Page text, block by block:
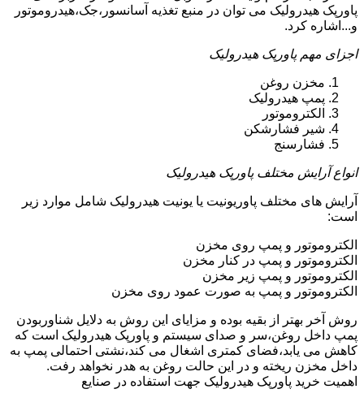
پاورپک هیدرولیک می توان در منبع تغذیه آسانسور،جک،هیدروموتور
و...اشاره کرد.
اجزای مهم پاورپک هیدرولیک
مخزن روغن
پمپ هیدرولیک
الکتروموتور
شیر فشارشکن
فشارسنج
انواع آرایش مختلف پاورپک هیدرولیک
آرایش های مختلف پاوریونیت یا یونیت هیدرولیک شامل موارد زیر
است:
الکتروموتور و پمپ روی مخزن
الکتروموتور و پمپ در کنار مخزن
الکتروموتور و پمپ زیر مخزن
الکتروموتور و پمپ به صورت عمود روی مخزن
روش آخر بهتر از بقیه بوده و مزایای این روش به دلایل شناوربودن
پمپ داخل روغن،سر و صدای سیستم و پاورپک هیدرولیک است که
کاهش می یابد،فضای کمتری اشغال می کند،نشتی احتمالی پمپ به
داخل مخزن ریخته و در این حالت روغن به هدر نخواهد رفت.
اهمیت خرید پاورپک هیدرولیک جهت استفاده در صنایع